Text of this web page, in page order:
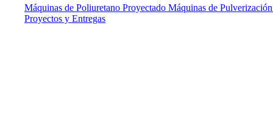
Máquinas de Poliuretano Proyectado Máquinas de
Proyectos y Entregas